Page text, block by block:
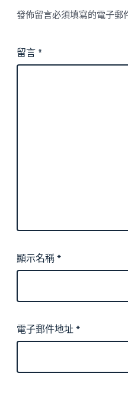
發佈留言必須填寫的電子郵
留言*
顯示名稱*
電子郵件地址*